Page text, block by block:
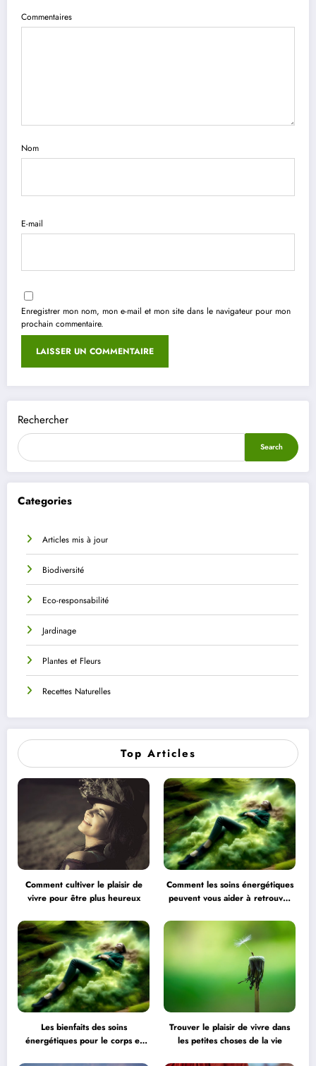
Rechercher
Search
Categories
Articles mis à jour
Biodiversité
Eco-responsabilité
Jardinage
Plantes et Fleurs
Recettes Naturelles
Commentaires
Nom
E-mail
Enregistrer mon nom, mon e-mail et mon site dans le navigateur pour mon
prochain commentaire.
Top Articles
Comment cultiver le plaisir de
vivre pour être plus heureux
Comment les soins énergétiques
peuvent vous aider à retrouver
Les bienfaits des soins
énergétiques pour le corps et
Trouver le plaisir de vivre dans
les petites choses de la vie